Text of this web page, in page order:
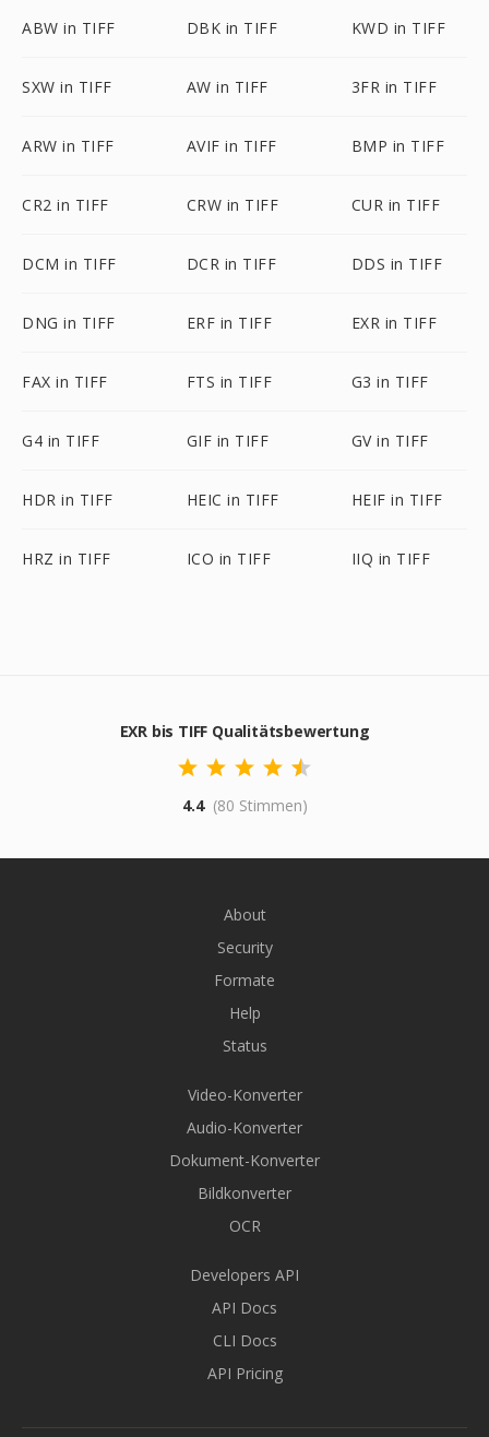
ABW in TIFF DBK in TIFF KWD in TIFF
SXW in TIFF AW in TIFF 3FR in TIFF
ARW in TIFF AVIF in TIFF BMP in TIFF
CR2 in TIFF CRW in TIFF CUR in TIFF
DCM in TIFF DCR in TIFF DDS in TIFF
DNG in TIFF ERF in TIFF EXR in TIFF
FAX in TIFF FTS in TIFF G3 in TIFF
G4 in TIFF GIF in TIFF GV in TIFF
HDR in TIFF HEIC in TIFF HEIF in TIFF
HRZ in TIFF ICO in TIFF IIQ in TIFF
EXR bis TIFF Qualitätsbewertung
4.4 (80 Stimmen)
About
Security
Formate
Help
Status
Video-Konverter
Audio-Konverter
Dokument-Konverter
Bildkonverter
OCR
Developers API
API Docs
CLI Docs
API Pricing